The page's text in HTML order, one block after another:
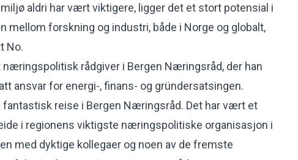
miljø aldri har vært viktigere, ligger det et stort potensial i
mellom forskning og industri, både i Norge og globalt,
No.
rådgiver i Bergen Næringsråd, der han
ansvar for energi-, finans- og gründersatsingen.
fantastisk reise i Bergen Næringsråd. Det har vært et
i regionens viktigste næringspolitiske organisasjon i
med dyktige kollegaer og noen av de fremste